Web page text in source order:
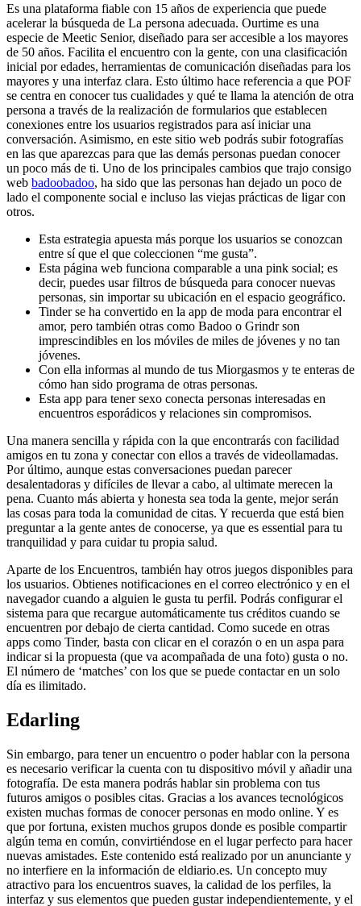
Es una plataforma fiable con 15 años de experiencia que puede
acelerar la búsqueda de La persona adecuada. Ourtime es una
especie de Meetic Senior, diseñado para ser accesible a los mayores
de 50 años. Facilita el encuentro con la gente, con una clasificación
inicial por edades, herramientas de comunicación diseñadas para los
mayores y una interfaz clara. Esto último hace referencia a que POF
se centra en conocer tus cualidades y qué te llama la atención de otra
persona a través de la realización de formularios que establecen
conexiones entre los usuarios registrados para así iniciar una
conversación. Asimismo, en este sitio web podrás subir fotografías
en las que aparezcas para que las demás personas puedan conocer
un poco más de ti. Uno de los principales cambios que trajo consigo
web badoobadoo, ha sido que las personas han dejado un poco de
lado el componente social e incluso las viejas prácticas de ligar con
otros.
Esta estrategia apuesta más porque los usuarios se conozcan
entre sí que el que coleccionen “me gusta”.
Esta página web funciona comparable a una pink social; es
decir, puedes usar filtros de búsqueda para conocer nuevas
personas, sin importar su ubicación en el espacio geográfico.
Tinder se ha convertido en la app de moda para encontrar el
amor, pero también otras como Badoo o Grindr son
imprescindibles en los móviles de miles de jóvenes y no tan
jóvenes.
Con ella informas al mundo de tus Miorgasmos y te enteras de
cómo han sido programa de otras personas.
Esta app para tener sexo conecta personas interesadas en
encuentros esporádicos y relaciones sin compromisos.
Una manera sencilla y rápida con la que encontrarás con facilidad
amigos en tu zona y conectar con ellos a través de videollamadas.
Por último, aunque estas conversaciones puedan parecer
desalentadoras y difíciles de llevar a cabo, al ultimate merecen la
pena. Cuanto más abierta y honesta sea toda la gente, mejor serán
las cosas para toda la comunidad de citas. Y recuerda que está bien
preguntar a la gente antes de conocerse, ya que es essential para tu
tranquilidad y para cuidar tu propia salud.
Aparte de los Encuentros, también hay otros juegos disponibles para
los usuarios. Obtienes notificaciones en el correo electrónico y en el
navegador cuando a alguien le gusta tu perfil. Podrás configurar el
sistema para que recargue automáticamente tus créditos cuando se
encuentren por debajo de cierta cantidad. Como sucede en otras
apps como Tinder, basta con clicar en el corazón o en un aspa para
indicar si la propuesta (que va acompañada de una foto) gusta o no.
El número de ‘matches’ con los que se puede contactar en un solo
día es ilimitado.
Edarling
Sin embargo, para tener un encuentro o poder hablar con la persona
es necesario verificar la cuenta con tu dispositivo móvil y añadir una
fotografía. De esta manera podrás hablar sin problema con tus
futuros amigos o posibles citas. Gracias a los avances tecnológicos
existen muchas formas de conocer personas en modo online. Y es
que por fortuna, existen muchos grupos donde es posible compartir
algún tema en común, convirtiéndose en el lugar perfecto para hacer
nuevas amistades. Este contenido está realizado por un anunciante y
no interfiere en la información de eldiario.es. Un concepto muy
atractivo para los encuentros suaves, la calidad de los perfiles, la
interfaz y sus elementos que pueden gustar independientemente, y el